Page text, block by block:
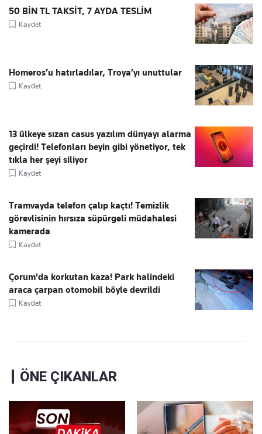
50 BİN TL TAKSİT, 7 AYDA TESLİM
Kaydet
Homeros’u hatırladılar, Troya’yı unuttular
Kaydet
13 ülkeye sızan casus yazılım dünyayı alarma
geçirdi! Telefonları beyin gibi yönetiyor, tek
tıkla her şeyi siliyor
Kaydet
Tramvayda telefon çalıp kaçtı! Temizlik
görevlisinin hırsıza süpürgeli müdahalesi
kamerada
Kaydet
Çorum'da korkutan kaza! Park halindeki
araca çarpan otomobil böyle devrildi
Kaydet
ÖNE ÇIKANLAR